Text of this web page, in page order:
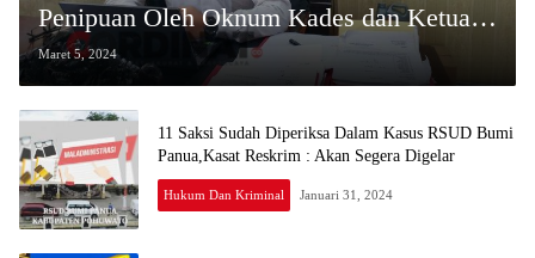
Penipuan Oleh Oknum Kades dan Ketua
BPD Karya Baru
Maret 5, 2024
11 Saksi Sudah Diperiksa Dalam Kasus RSUD Bumi
Panua,Kasat Reskrim : Akan Segera Digelar
Hukum Dan Kriminal Januari 31, 2024